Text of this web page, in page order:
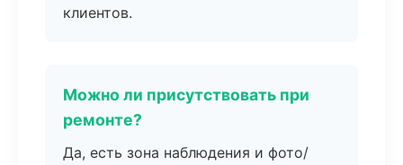
клиентов.
Можно ли присутствовать при
ремонте?
Да, есть зона наблюдения и фото/